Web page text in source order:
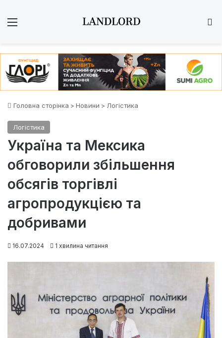
Головна сторінка > Новини > Логістика
Логістика
Україна та Мексика
обговорили збільшення
обсягів торгівлі
агропродукцією та
добривами
16.07.2024 1 хвилина читання